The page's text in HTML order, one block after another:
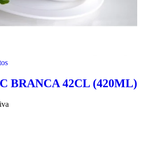
BRANCA 42CL (420ML)